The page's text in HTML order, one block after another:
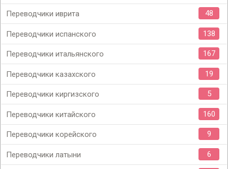
Переводчики иврита 48
Переводчики испанского 138
Переводчики итальянского 167
Переводчики казахского 19
Переводчики киргизского 5
Переводчики китайского 160
Переводчики корейского 9
Переводчики латыни 6